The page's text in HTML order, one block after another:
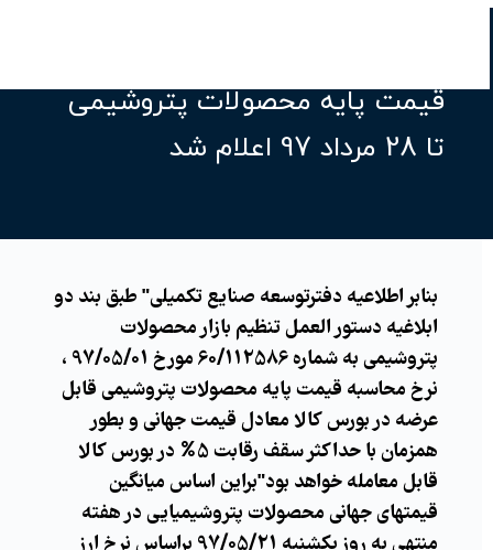
قیمت پایه محصولات پتروشیمی
تا 28 مرداد 97 اعلام شد
بنابر اطلاعیه دفترتوسعه صنایع تکمیلی" طبق بند دو
ابلاغیه دستور العمل تنظیم بازار محصولات
پتروشیمی به شماره 60/112586 مورخ 97/05/01 ،
نرخ محاسبه قیمت پایه محصولات پتروشیمی قابل
عرضه در بورس کالا معادل قیمت جهانی و بطور
همزمان با حداکثر سقف رقابت 5% در بورس کالا
قابل معامله خواهد بود"براین اساس ميانگين
قيمتهاي جهاني محصولات پتروشيميايي در هفته